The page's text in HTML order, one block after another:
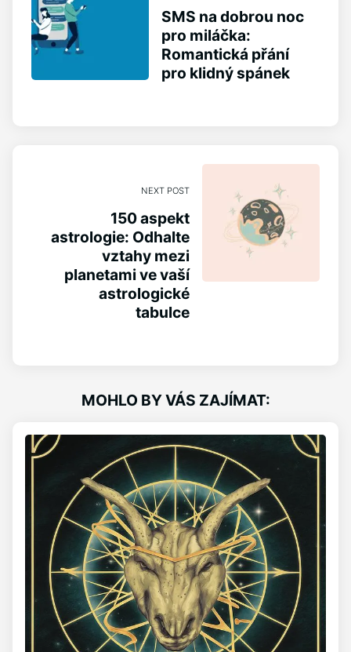
SMS na dobrou noc
pro miláčka:
Romantická přání
pro klidný spánek
NEXT POST
150 aspekt
astrologie: Odhalte
vztahy mezi
planetami ve vaší
astrologické
tabulce
MOHLO BY VÁS ZAJÍMAT: